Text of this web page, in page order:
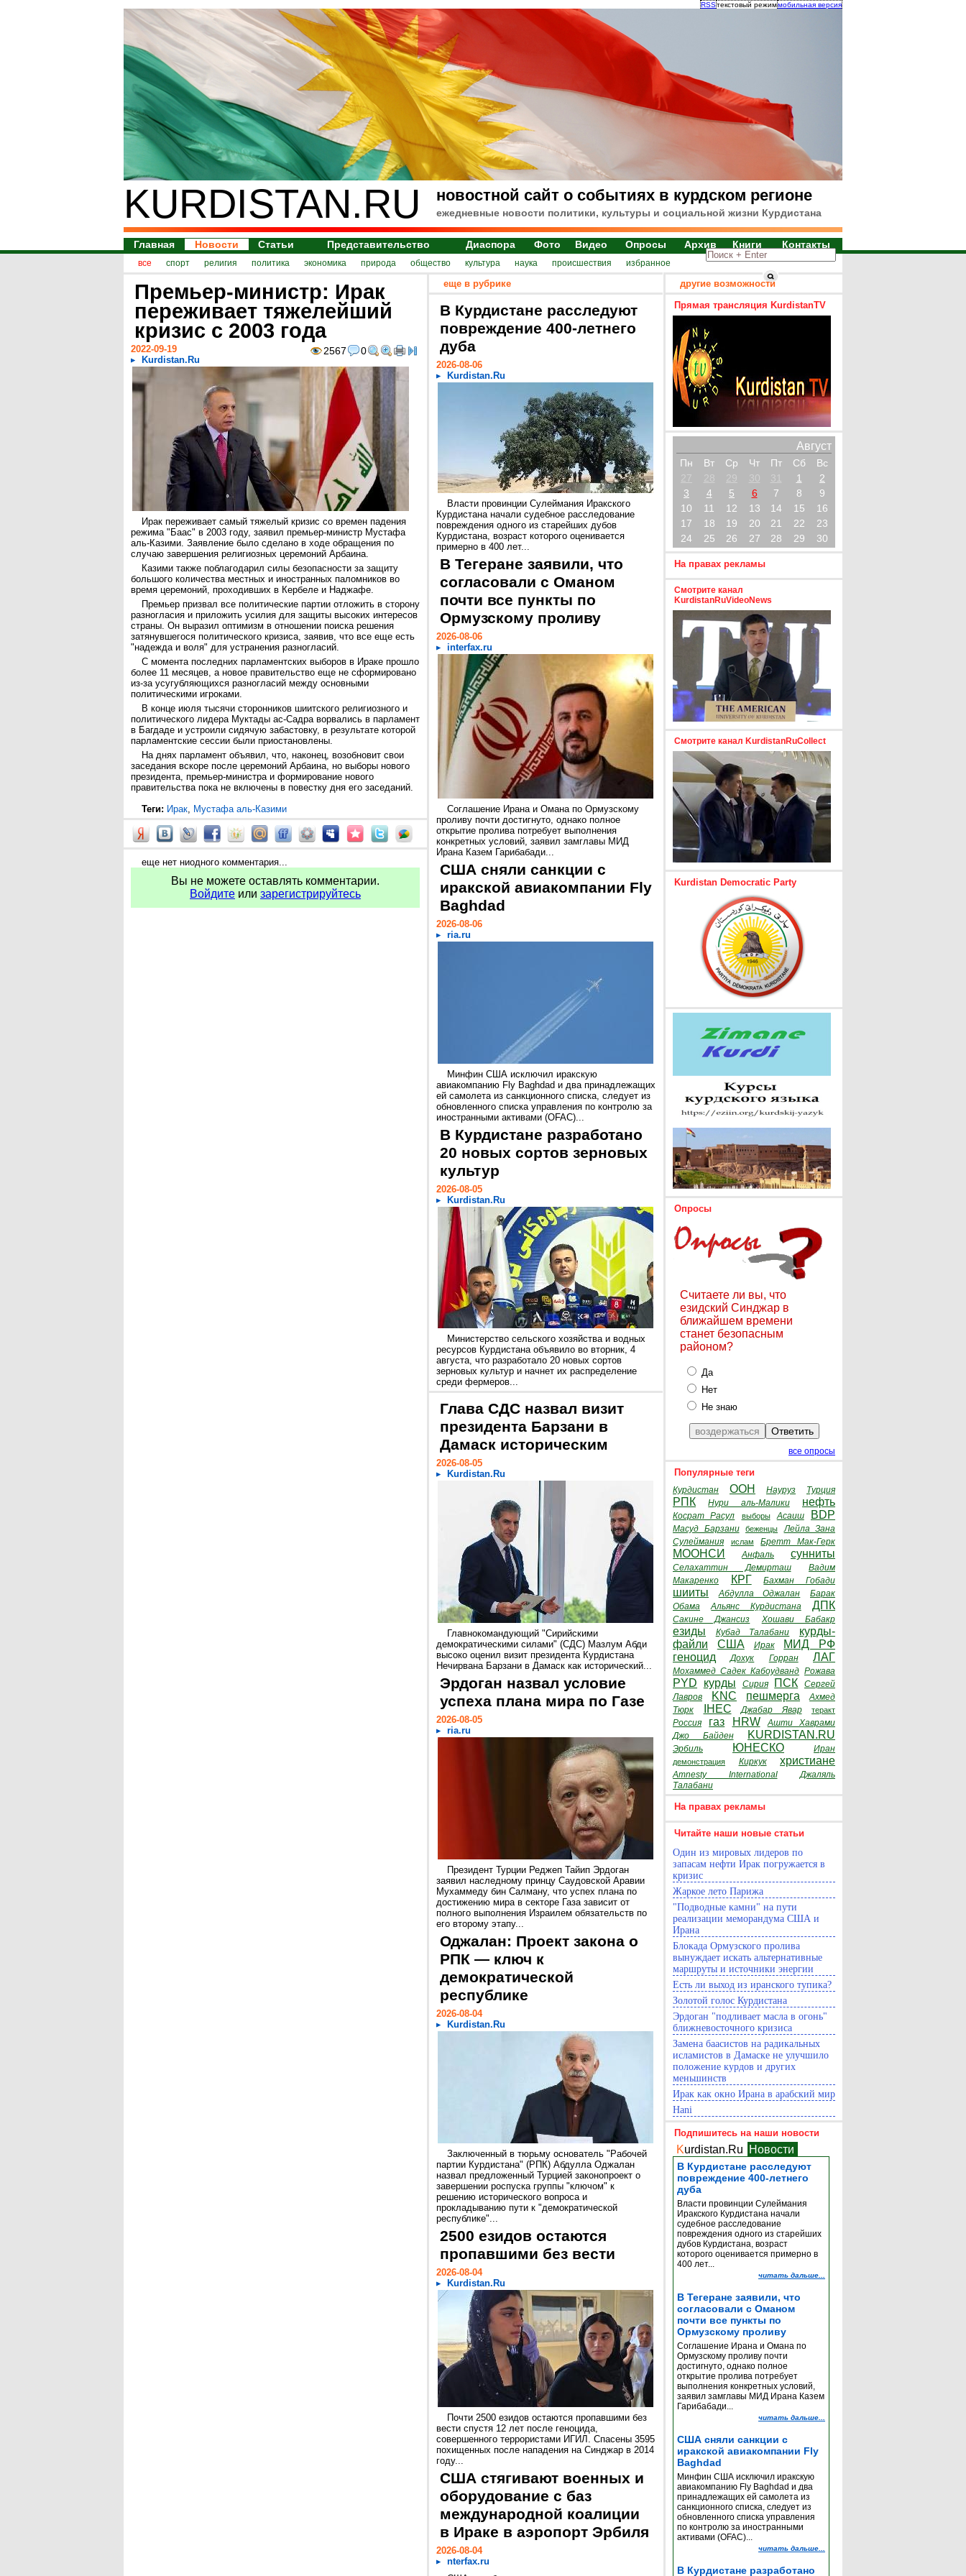
RSSтекстовый режиммобильная версия
KURDISTAN.RU новостной сайт о событиях в курдском регионе
ежедневные новости политики, культуры и социальной жизни Курдистана
Главная Новости Статьи Представительство Диаспора Фото Видео Опросы Архив Книги Контакты
все спорт религия политика экономика природа общество культура наука происшествия избранное
Премьер-министр: Ирак
переживает тяжелейший
кризис с 2003 года
2567 0
2022-09-19
Kurdistan.Ru
Ирак переживает самый тяжелый кризис со времен падения
режима "Баас" в 2003 году, заявил премьер-министр Мустафа
аль-Казими. Заявление было сделано в ходе обращения по
случаю завершения религиозных церемоний Арбаина.
Казими также поблагодарил силы безопасности за защиту
большого количества местных и иностранных паломников во
время церемоний, проходивших в Кербеле и Наджафе.
Премьер призвал все политические партии отложить в сторону
разногласия и приложить усилия для защиты высоких интересов
страны. Он выразил оптимизм в отношении поиска решения
затянувшегося политического кризиса, заявив, что все еще есть
"надежда и воля" для устранения разногласий.
С момента последних парламентских выборов в Ираке прошло
более 11 месяцев, а новое правительство еще не сформировано
из-за усугубляющихся разногласий между основными
политическими игроками.
В конце июля тысячи сторонников шиитского религиозного и
политического лидера Муктады ас-Садра ворвались в парламент
в Багдаде и устроили сидячую забастовку, в результате которой
парламентские сессии были приостановлены.
На днях парламент объявил, что, наконец, возобновит свои
заседания вскоре после церемоний Арбаина, но выборы нового
президента, премьер-министра и формирование нового
правительства пока не включены в повестку дня его заседаний.
Теги: Ирак, Мустафа аль-Казими
еще нет ниодного комментария...
Вы не можете оставлять комментарии.
Войдите или зарегистрируйтесь
еще в рубрике
В Курдистане расследуют
повреждение 400-летнего
дуба
2026-08-06
Kurdistan.Ru
Власти провинции Сулеймания Иракского
Курдистана начали судебное расследование
повреждения одного из старейших дубов
Курдистана, возраст которого оценивается
примерно в 400 лет...
В Тегеране заявили, что
согласовали с Оманом
почти все пункты по
Ормузскому проливу
2026-08-06
interfax.ru
Соглашение Ирана и Омана по Ормузскому
проливу почти достигнуто, однако полное
открытие пролива потребует выполнения
конкретных условий, заявил замглавы МИД
Ирана Казем Гарибабади...
США сняли санкции с
иракской авиакомпании Fly
Baghdad
2026-08-06
ria.ru
Минфин США исключил иракскую
авиакомпанию Fly Baghdad и два принадлежащих
ей самолета из санкционного списка, следует из
обновленного списка управления по контролю за
иностранными активами (OFAC)...
В Курдистане разработано
20 новых сортов зерновых
культур
2026-08-05
Kurdistan.Ru
Министерство сельского хозяйства и водных
ресурсов Курдистана объявило во вторник, 4
августа, что разработало 20 новых сортов
зерновых культур и начнет их распределение
среди фермеров...
Глава СДС назвал визит
президента Барзани в
Дамаск историческим
2026-08-05
Kurdistan.Ru
Главнокомандующий "Сирийскими
демократическими силами" (СДС) Мазлум Абди
высоко оценил визит президента Курдистана
Нечирвана Барзани в Дамаск как исторический...
Эрдоган назвал условие
успеха плана мира по Газе
2026-08-05
ria.ru
Президент Турции Реджеп Тайип Эрдоган
заявил наследному принцу Саудовской Аравии
Мухаммеду бин Салману, что успех плана по
достижению мира в секторе Газа зависит от
полного выполнения Израилем обязательств по
его второму этапу...
Оджалан: Проект закона о
РПК — ключ к
демократической
республике
2026-08-04
Kurdistan.Ru
Заключенный в тюрьму основатель "Рабочей
партии Курдистана" (РПК) Абдулла Оджалан
назвал предложенный Турцией законопроект о
завершении роспуска группы "ключом" к
решению исторического вопроса и
прокладыванию пути к "демократической
республике"...
2500 езидов остаются
пропавшими без вести
2026-08-04
Kurdistan.Ru
Почти 2500 езидов остаются пропавшими без
вести спустя 12 лет после геноцида,
совершенного террористами ИГИЛ. Спасены 3595
похищенных после нападения на Синджар в 2014
году...
США стягивают военных и
оборудование с баз
международной коалиции
в Ираке в аэропорт Эрбиля
2026-08-04
nterfax.ru
другие возможности
Прямая трансляция KurdistanTV
Август
Пн Вт Ср Чт Пт Сб
Вс
27
28 29 30 31 1
2
3
4 5 6 7 8
9
10
11 12 13 14 15
16
17
18 19 20 21 22
23
24
25 26 27 28 29 30
На правах рекламы
Смотрите канал
KurdistanRuVideoNews
Смотрите канал KurdistanRuCollect
Kurdistan Democratic Party
Опросы
Считаете ли вы, что
езидский Синджар в
ближайшем времени
станет безопасным
районом?
Да
Нет
Не знаю
все опросы
Популярные теги
Курдистан ООН Науруз Турция
РПК Нури аль-Малики нефть
Косрат Расул выборы Асаиш BDP
Масуд Барзани беженцы
Лейла Зана
Сулеймания
ислам Бретт Мак-Герк
МООНСИ Анфаль сунниты
Селахаттин Демирташ
Вадим
Макаренко
КРГ Бахман Гобади
шииты Абдулла Оджалан
Барак
Обама
Альянс Курдистана ДПК
Сакине Джансиз Хошави Бабакр
езиды Кубад Талабани
курды-
файли
США Ирак
МИД РФ
геноцид
Дохук Горран ЛАГ
Мохаммед Садек Кабоудванд Рожава
PYD курды Сирия ПСК
Сергей
Лавров
KNC пешмерга
Ахмед
Тюрк
IHEC Джабар Явар теракт
Россия газ HRW
Ашти Хаврами
Джо Байден
KURDISTAN.RU
Эрбиль ЮНЕСКО Иран
демонстрация Киркук христиане
Amnesty International
Джаляль
Талабани
На правах рекламы
Читайте наши новые статьи
Один из мировых лидеров по
запасам нефти Ирак погружается в
кризис
Жаркое лето Парижа
"Подводные камни" на пути
реализации меморандума США и
Ирана
Блокада Ормузского пролива
вынуждает искать альтернативные
маршруты и источники энергии
Есть ли выход из иранского тупика?
Золотой голос Курдистана
Эрдоган "подливает масла в огонь"
ближневосточного кризиса
Замена баасистов на радикальных
исламистов в Дамаске не улучшило
положение курдов и других
меньшинств
Ирак как окно Ирана в арабский мир
Hani
Подпишитесь на наши новости
Kurdistan.Ru Новости
В Курдистане расследуют
повреждение 400-летнего
дуба
Власти провинции Сулеймания
Иракского Курдистана начали
судебное расследование
повреждения одного из старейших
дубов Курдистана, возраст
которого оценивается примерно в
400 лет...
читать дальше...
В Тегеране заявили, что
согласовали с Оманом
почти все пункты по
Ормузскому проливу
Соглашение Ирана и Омана по
Ормузскому проливу почти
достигнуто, однако полное
открытие пролива потребует
выполнения конкретных условий,
заявил замглавы МИД Ирана Казем
Гарибабади...
читать дальше...
США сняли санкции с
иракской авиакомпании Fly
Baghdad
Минфин США исключил иракскую
авиакомпанию Fly Baghdad и два
принадлежащих ей самолета из
санкционного списка, следует из
обновленного списка управления
по контролю за иностранными
активами (OFAC)...
читать дальше...
В Курдистане разработано